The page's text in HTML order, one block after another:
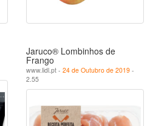
Jaruco® Lombinhos de
Frango
www.lidl.pt - 24 de Outubro de 2019 -
2.55